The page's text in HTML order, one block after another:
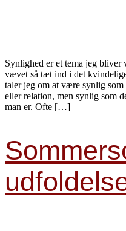
Synlighed er et tema jeg
vævet så tæt ind i det
taler jeg om at være synlig
eller relation, men synlig som
man er. Ofte […]